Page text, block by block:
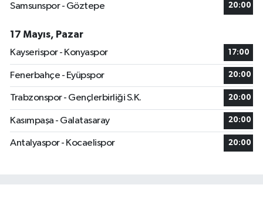
Samsunspor - Göztepe 20:00
17 Mayıs, Pazar
Kayserispor - Konyaspor
17:00
Fenerbahçe - Eyüpspor 20:00
Trabzonspor - Gençlerbirliği S.K. 20:00
Kasımpaşa - Galatasaray 20:00
Antalyaspor - Kocaelispor 20:00